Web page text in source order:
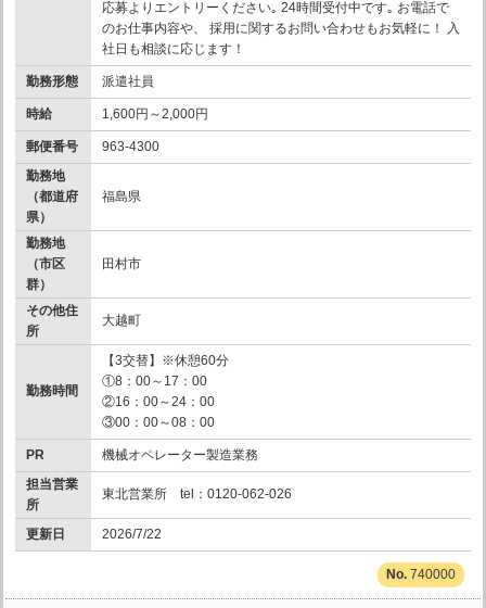
応募よりエントリーください｡ 24時間受付中です｡ お電話で
のお仕事内容や、 採用に関するお問い合わせもお気軽に！ 入
社日も相談に応じます！
勤務形態 派遣社員
時給 1,600円～2,000円
郵便番号
963-4300
勤務地
（都道府
県）
福島県
勤務地
（市区
群）
田村市
その他住
所
大越町
勤務時間
【3交替】※休憩60分
①8：00～17：00
②16：00～24：00
③00：00～08：00
PR
機械オペレーター製造業務
担当営業
所
東北営業所 tel：0120-062-026
更新日 2026/7/22
740000